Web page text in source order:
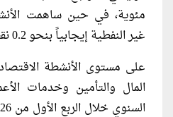
مئوية، في حين ساهمت
غير النفطية إيجابياً بنحو 0.2 نقطة مئوية لكل منهما.
على مستوى الأنشطة
المال والتأمين وخدمات